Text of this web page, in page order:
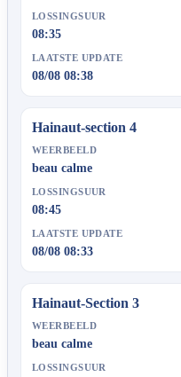
LOSSINGSUUR
08:35
LAATSTE UPDATE
08/08 08:38
Hainaut-section 4
WEERBEELD
beau calme
LOSSINGSUUR
08:45
LAATSTE UPDATE
08/08 08:33
Hainaut-Section 3
WEERBEELD
beau calme
LOSSINGSUUR